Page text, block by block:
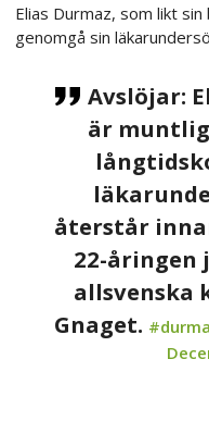
Elias Durmaz, som likt
genomgå sin
Avslöjar:
är
återstår
22-åringen
allsvenska
Gnaget.